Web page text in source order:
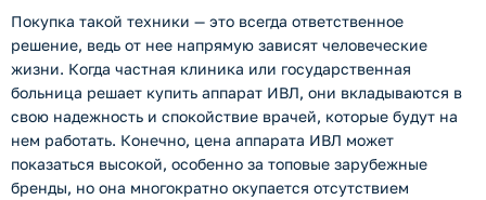
Покупка такой техники — это всегда ответственное
решение, ведь от нее напрямую зависят человеческие
жизни. Когда частная клиника или государственная
больница решает купить аппарат ИВЛ, они вкладываются в
свою надежность и спокойствие врачей, которые будут на
нем работать. Конечно, цена аппарата ИВЛ может
показаться высокой, особенно за топовые зарубежные
бренды, но она многократно окупается отсутствием